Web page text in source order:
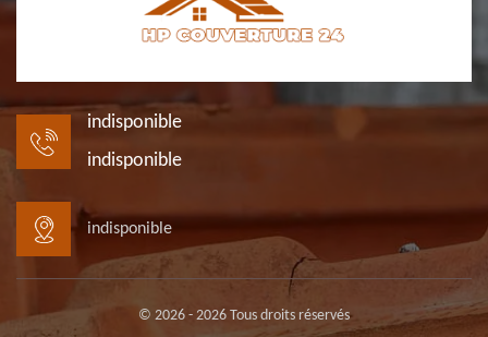
indisponible
indisponible
indisponible
© 2026 - 2026 Tous droits réservés